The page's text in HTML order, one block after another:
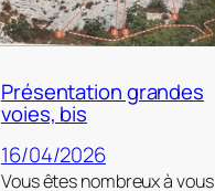
é
n
e
u
x
Présentation grandes
voies, bis
16/04/2026
Vous êtes nombreux à vous